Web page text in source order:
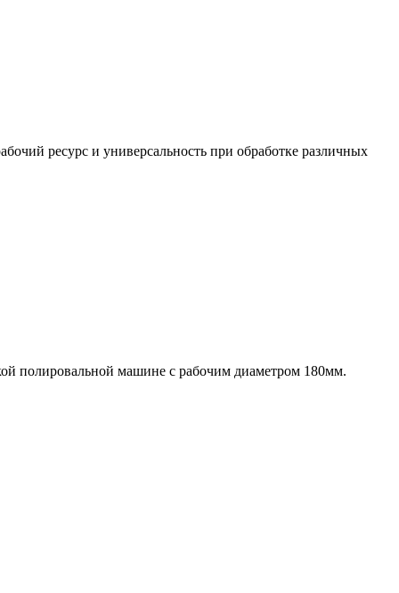
ресурс и универсальность при обработке различных
полировальной машине с рабочим диаметром 180мм.